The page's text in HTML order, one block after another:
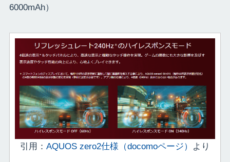
6000mAh）
引用： AQUOS zero2仕様（docomoページ） より